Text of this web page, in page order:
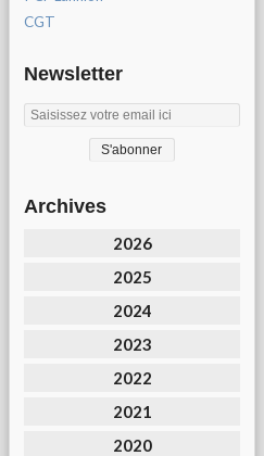
CGT
Newsletter
Archives
2026
2025
2024
2023
2022
2021
2020